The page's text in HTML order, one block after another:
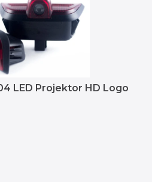
LED Projektor HD Logo